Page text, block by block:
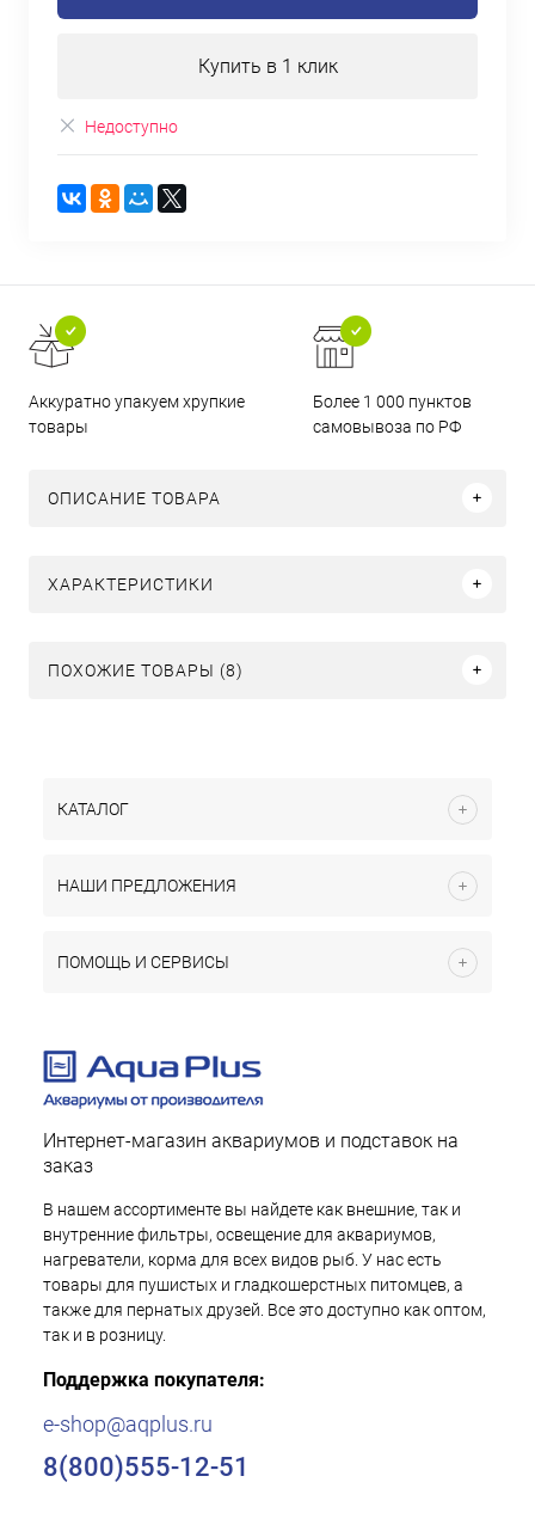
Купить в 1 клик
Недоступно
Аккуратно упакуем хрупкие
товары
Более 1 000 пунктов
самовывоза по РФ
ОПИСАНИЕ ТОВАРА
ХАРАКТЕРИСТИКИ
ПОХОЖИЕ ТОВАРЫ (8)
КАТАЛОГ
НАШИ ПРЕДЛОЖЕНИЯ
ПОМОЩЬ И СЕРВИСЫ
Интернет-магазин аквариумов и подставок на
заказ
В нашем ассортименте вы найдете как внешние, так и
внутренние фильтры, освещение для аквариумов,
нагреватели, корма для всех видов рыб. У нас есть
товары для пушистых и гладкошерстных питомцев, а
также для пернатых друзей. Все это доступно как оптом,
так и в розницу.
Поддержка покупателя:
e-shop@aqplus.ru
8(800)555-12-51